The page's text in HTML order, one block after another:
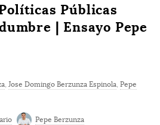
Públicas
| Ensayo Pepe
Jose Domingo Berzunza Espinola Pepe
Pepe Berzunza